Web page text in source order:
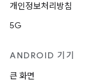
개인정보처리방침
5G
ANDROID 기기
큰 화면